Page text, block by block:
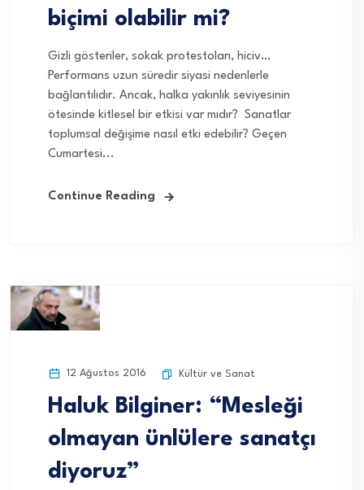
biçimi olabilir mi?
Gizli gösteriler, sokak protestoları, hiciv…
Performans uzun süredir siyasi nedenlerle
bağlantılıdır. Ancak, halka yakınlık seviyesinin
ötesinde kitlesel bir etkisi var mıdır? Sanatlar
toplumsal değişime nasıl etki edebilir? Geçen
Cumartesi...
Continue Reading
12 Ağustos 2016 Kültür ve Sanat
Haluk Bilginer: “Mesleği
olmayan ünlülere sanatçı
diyoruz”